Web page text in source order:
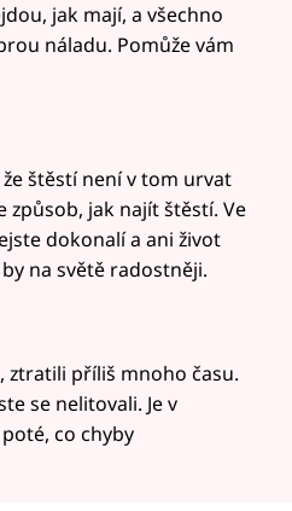
jak mají, a všechno
náladu. Pomůže vám
štěstí není v tom urvat
jak najít štěstí. Ve
dokonalí a ani život
na světě radostněji.
ztratili příliš mnoho času.
se nelitovali. Je v
co chyby